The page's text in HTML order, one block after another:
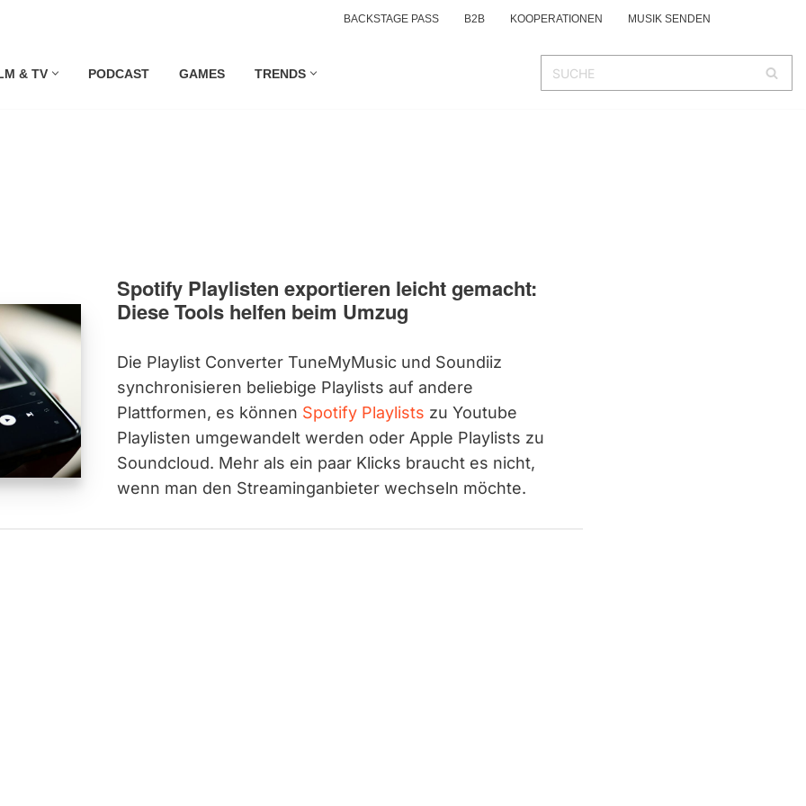
BACKSTAGE PASS B2B KOOPERATIONEN MUSIK SENDEN
& TV PODCAST GAMES TRENDS
Spotify Playlisten exportieren leicht gemacht:
Diese Tools helfen beim Umzug
Die Playlist Converter TuneMyMusic und Soundiiz
synchronisieren beliebige Playlists auf andere
Plattformen, es können Spotify Playlists zu Youtube
Playlisten umgewandelt werden oder Apple Playlists zu
Soundcloud. Mehr als ein paar Klicks braucht es nicht,
wenn man den Streaminganbieter wechseln möchte.